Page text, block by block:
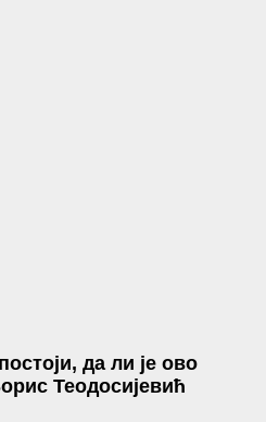
да ли је ово
Теодосијевић